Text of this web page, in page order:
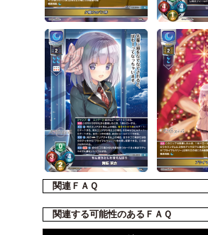
関連ＦＡＱ
関連する可能性のあるＦＡＱ